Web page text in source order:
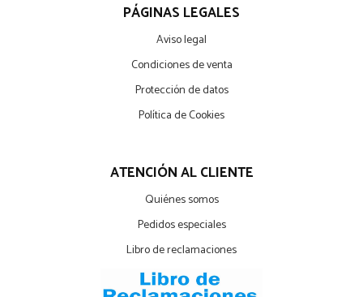
PÁGINAS LEGALES
Aviso legal
Condiciones de venta
Protección de datos
Política de Cookies
ATENCIÓN AL CLIENTE
Quiénes somos
Pedidos especiales
Libro de reclamaciones